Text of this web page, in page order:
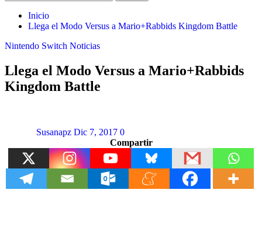
Inicio
Llega el Modo Versus a Mario+Rabbids Kingdom Battle
Nintendo Switch Noticias
Llega el Modo Versus a Mario+Rabbids
Kingdom Battle
Susanapz Dic 7, 2017 0
Compartir